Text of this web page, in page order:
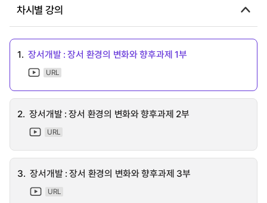
차시별 강의
1. 장서개발 : 장서 환경의 변화와 향후과제 1부
URL
2. 장서개발 : 장서 환경의 변화와 향후과제 2부
URL
3. 장서개발 : 장서 환경의 변화와 향후과제 3부
URL